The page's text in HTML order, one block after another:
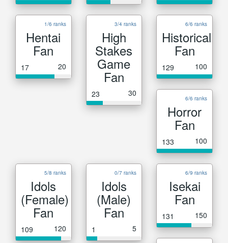
1/6 ranks
Hentai
Fan
17 20
3/4 ranks
High
Stakes
Game
Fan
23 30
6/6 ranks
Historical
Fan
129 100
6/6 ranks
Horror
Fan
133 100
5/8 ranks
Idols
(Female)
Fan
109 120
0/7 ranks
Idols
(Male)
Fan
1 5
6/9 ranks
Isekai
Fan
131 150